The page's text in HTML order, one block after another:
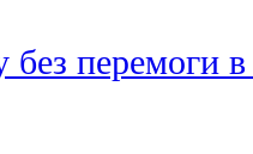
без перемоги